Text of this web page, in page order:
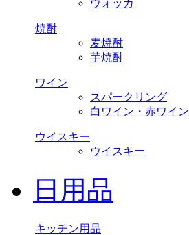
ウォッカ
焼酎
麦焼酎|
芋焼酎
ワイン
スパークリング|
白ワイン・赤ワイン
ウイスキー
ウイスキー
日用品
キッチン用品